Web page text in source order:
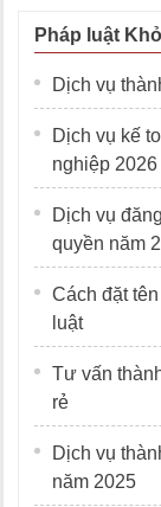
Pháp luật
Dịch vụ
Dịch vụ kế
nghiệp 2026
Dịch vụ
quyền năm
Cách đặt
luật
Tư vấn
rẻ
Dịch vụ
năm 2025